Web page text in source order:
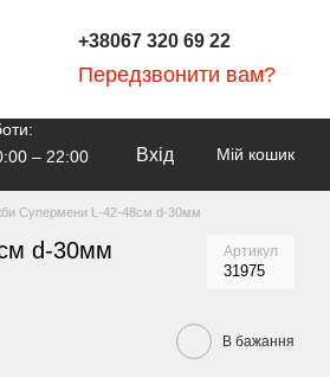
+38067 320 69 22
Передзвонити вам?
– 22:00
Вхід Мій кошик
Супермени L-42-48см d-30мм
d-30мм Артикул
31975
В бажання